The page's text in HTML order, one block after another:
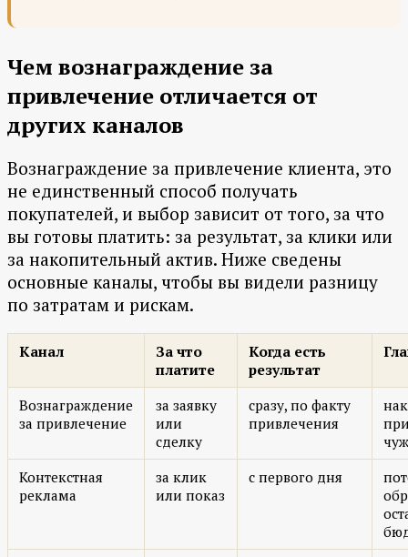
Чем вознаграждение за
привлечение отличается от
других каналов
Вознаграждение за привлечение клиента, это
не единственный способ получать
покупателей, и выбор зависит от того, за что
вы готовы платить: за результат, за клики или
за накопительный актив. Ниже сведены
основные каналы, чтобы вы видели разницу
по затратам и рискам.
Канал
За что
платите
Когда есть
результат
Вознаграждение
за привлечение
за заявку
или
сделку
сразу, по факту
привлечения
Контекстная
реклама
за клик
или показ
с первого дня